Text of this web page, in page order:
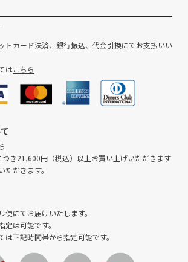
へ
トカード決済、銀行振込、代金引換にてお支払いい
はこちら
き21,600円（税込）以上お買い上げいただきます
ただきます。
便にてお届けいたします。
は可能です。
は下記時間帯から指定可能です。